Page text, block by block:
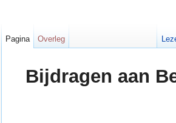
Bijdragen aan
Pagina Overleg